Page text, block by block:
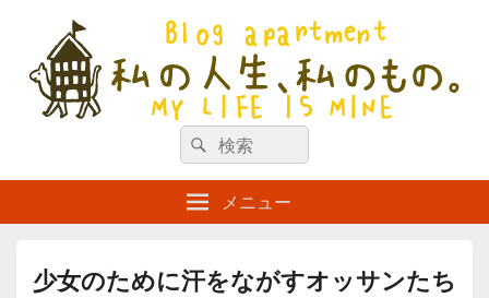
私の人生、私のもの。【新館】
検
索
対
象:
検
索
メニュー
少女のために汗をながすオッサンたち